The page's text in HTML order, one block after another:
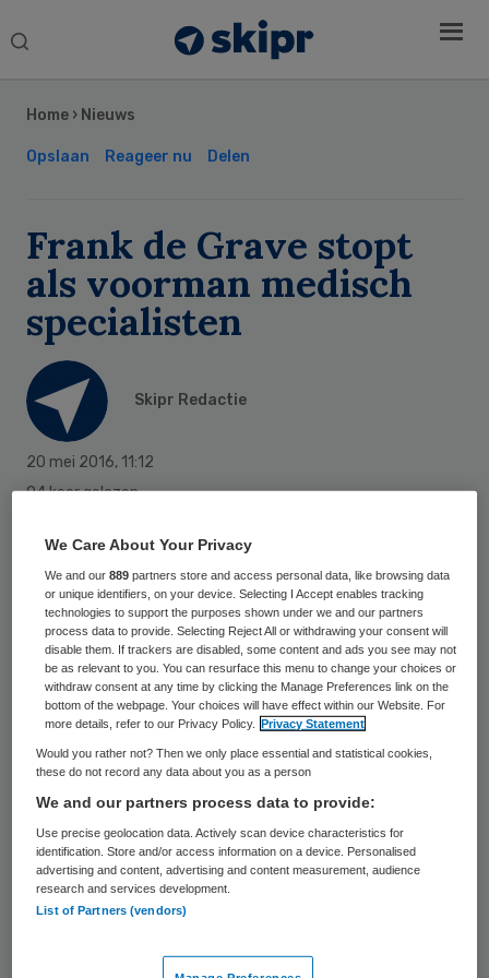
Search
Home › Nieuws
Opslaan Reageer nu Delen
Frank de Grave stopt
als voorman medisch
specialisten
Skipr Redactie
20 mei 2016, 11:12
94 keer gelezen
Frank de Grave stopt per 1 januari 2017 als
algemeen voorzitter van de Federatie
Medisch Specialisten. Dit heeft De Grave
tijdens een bijeenkomst van de voorzitters
van de wetenschappelijke verenigingen
bekend gemaakt.
De Grave, vindt dat het na zes jaar
voorzitterschap tijd is om het stokje over
te dragen. De Federatie Medisch
Specialisten bestaat anderhalf jaar en
heeft inmiddels een stevig fundament.
moment voor een nieuw gezicht om de
Sidebar
We Care About Your Privacy
We and our889 partners store and access personal data, like browsing data
or unique identifiers, on your device. Selecting I Accept enables tracking
technologies to support the purposes shown under we and our partners
process data to provide. Selecting Reject All or withdrawing your consent will
disable them. If trackers are disabled, some content and ads you see may not
be as relevant to you. You can resurface this menu to change your choices or
withdraw consent at any time by clicking the Manage Preferences link on the
bottom of the webpage. Your choices will have effect within our Website. For
more details, refer to our Privacy Policy.
Privacy Statement
Would you rather not? Then we only place essential and statistical cookies,
these do not record any data about you as a person
We and our partners process data to provide:
Use precise geolocation data. Actively scan device characteristics for
identification. Store and/or access information on a device. Personalised
advertising and content, advertising and content measurement, audience
research and services development.
List of Partners (vendors)